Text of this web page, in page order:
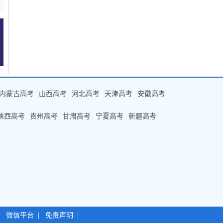
内蒙古高考 山西高考 河北高考 天津高考 安徽高考
西高考 贵州高考 甘肃高考 宁夏高考 新疆高考
微信平台 免责声明